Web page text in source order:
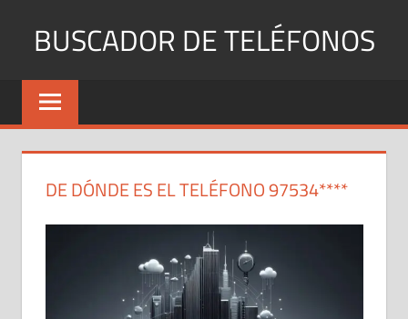
BUSCADOR DE TELÉFONOS
Identifica
Números
y
DE DÓNDE ES EL TELÉFONO 97534****